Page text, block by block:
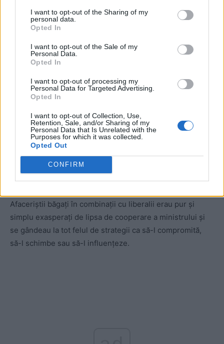
I want to opt-out of the Sharing of my
personal data.
Opted In
I want to opt-out of the Sale of my
Personal Data.
Opted In
I want to opt-out of processing my
Personal Data for Targeted Advertising.
Opted In
I want to opt-out of Collection, Use,
Retention, Sale, and/or Sharing of my
Personal Data that Is Unrelated with the
Purposes for which it was collected.
Opted Out
CONFIRM
Dumitrescu Iulian:
tine».” (…)
decât asta cu Corpul de Control, pentru că nu știu pe cine
să întreb. Dacă știi tu un om bun pe partea asta cu
„Este, totuși, o problemă cu acest om,
care nu pot să spun că-i om, e un câine,
acest Drulă, și trebuie să găsim o soluție
pentru el”
Afaceriștii băgați în combinații cu liberalii erau pur și
simplu exasperați de lipsa de cooperare a ministrului și
se gândeau la tot felul de strategii ca să-l compromită,
să-l schimbe sau să-l influențeze.